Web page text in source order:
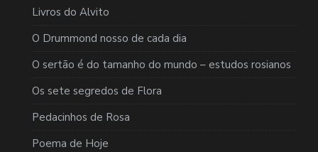
Livros do Alvito
O Drummond nosso de cada dia
O sertão é do tamanho do mundo – estudos rosianos
Os sete segredos de Flora
Pedacinhos de Rosa
Poema de Hoje